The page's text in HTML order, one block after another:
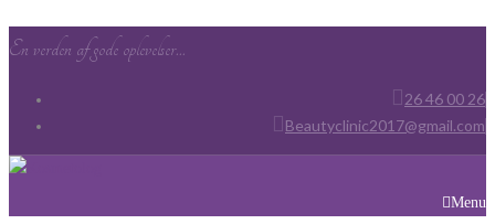
En verden af gode oplevelser...
26 46 00 26
Beautyclinic2017@gmail.com
Menu